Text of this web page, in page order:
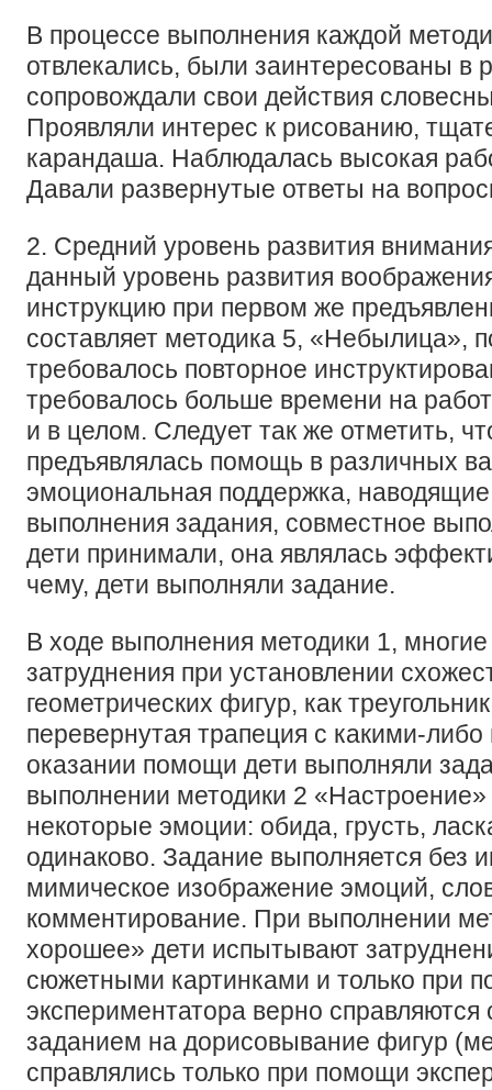
В процессе выполнения каждой
отвлекались, были заинтересованы в
сопровождали свои действия
Проявляли интерес к рисованию,
карандаша. Наблюдалась высокая
Давали развернутые ответы на
2. Средний уровень развития
данный уровень развития
инструкцию при первом же
составляет методика 5, «Небылица»,
требовалось повторное
требовалось больше времени на
и в целом. Следует так же отметить,
предъявлялась помощь в различных
эмоциональная поддержка,
выполнения задания, совместное
дети принимали, она являлась
чему, дети выполняли задание.
В ходе выполнения методики 1,
затруднения при установлении
геометрических фигур, как
перевернутая трапеция с какими-
оказании помощи дети выполняли
выполнении методики 2
некоторые эмоции: обида, грусть,
одинаково. Задание выполняется без
мимическое изображение эмоций,
комментирование. При выполнении
хорошее» дети испытывают
сюжетными картинками и только при
экспериментатора верно
заданием на дорисовывание фигур
справлялись только при помощи